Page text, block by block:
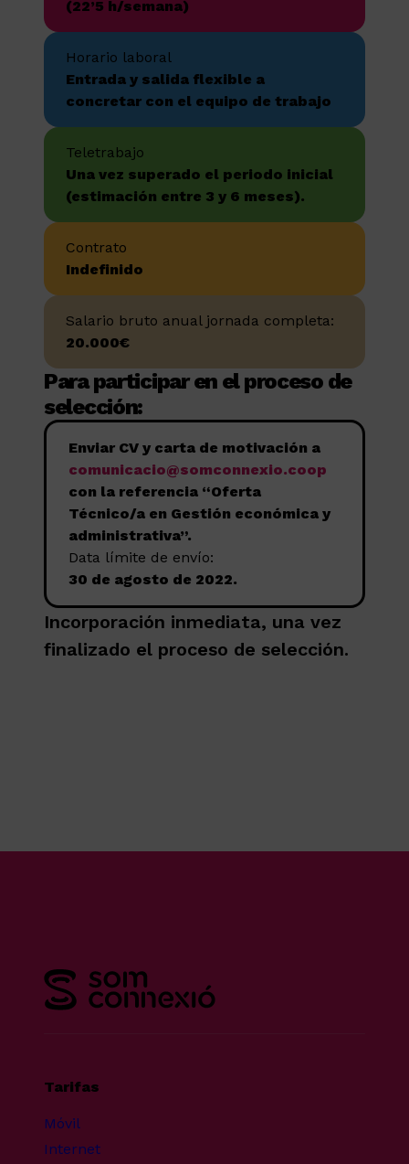
(22’5 h/semana)
Horario laboral
Entrada y salida flexible a
concretar con el equipo de trabajo
Teletrabajo
Una vez superado el periodo inicial
(estimación entre 3 y 6 meses).
Contrato
Indefinido
Salario bruto anual jornada completa:
20.000€
Para participar en el proceso de
selección:
Enviar CV y carta de motivación a
comunicacio@somconnexio.coop
con la referencia “Oferta
Técnico/a en Gestión económica y
administrativa”.
Data límite de envío:
30 de agosto de 2022.
Incorporación inmediata, una vez
finalizado el proceso de selección.
Tarifas
Móvil
Internet